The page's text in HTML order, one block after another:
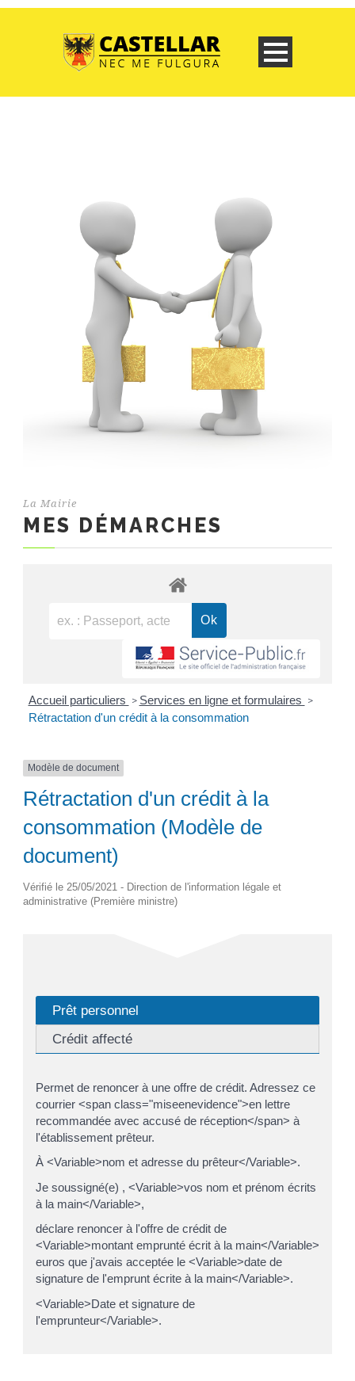
La Mairie
MES DÉMARCHES
Accueil particuliers > Services en ligne et formulaires >
Rétractation d'un crédit à la consommation
Modèle de document
Rétractation d'un crédit à la
consommation (Modèle de
document)
Vérifié le 25/05/2021 - Direction de l'information légale et
administrative (Première ministre)
Prêt personnel
Crédit affecté
Permet de renoncer à une offre de crédit. Adressez ce
courrier <span class="miseenevidence">en lettre
recommandée avec accusé de réception</span> à
l'établissement prêteur.
À <Variable>nom et adresse du prêteur</Variable>.
Je soussigné(e) , <Variable>vos nom et prénom écrits
à la main</Variable>,
déclare renoncer à l'offre de crédit de
<Variable>montant emprunté écrit à la main</Variable>
euros que j'avais acceptée le <Variable>date de
signature de l'emprunt écrite à la main</Variable>.
<Variable>Date et signature de
l'emprunteur</Variable>.